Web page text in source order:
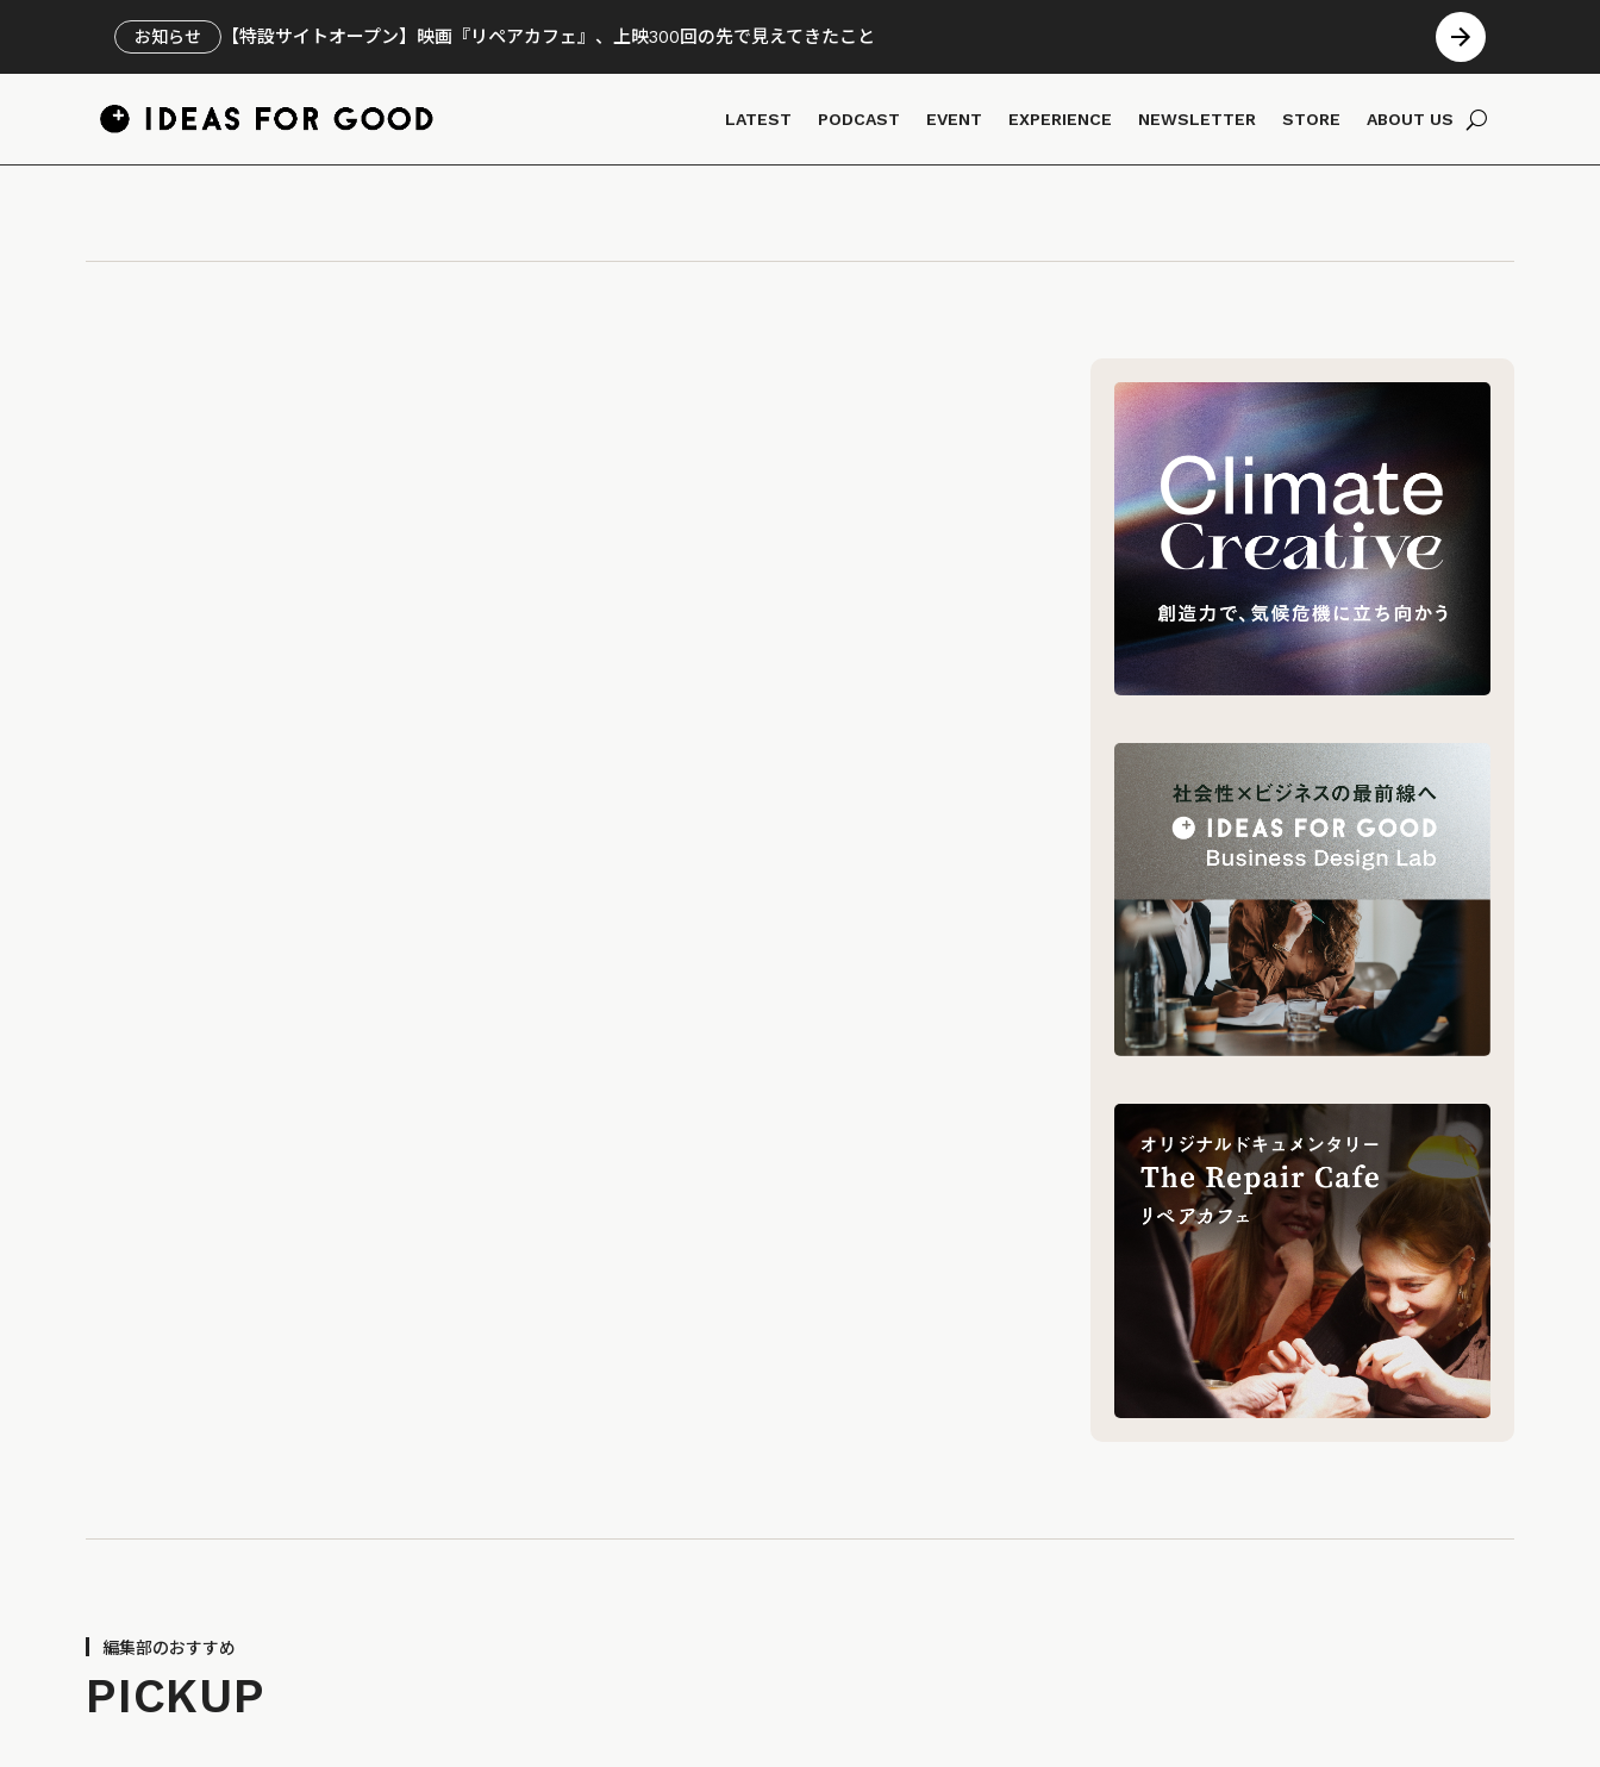
お知らせ 【特設サイトオープン】映画『リペアカフェ』、上映300回の先で見えてきたこと
LATEST PODCAST EVENT EXPERIENCE NEWSLETTER STORE ABOUT US
編集部のおすすめ
PICKUP